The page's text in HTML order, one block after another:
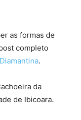
as formas de
completo
.
da
de Ibicoara.